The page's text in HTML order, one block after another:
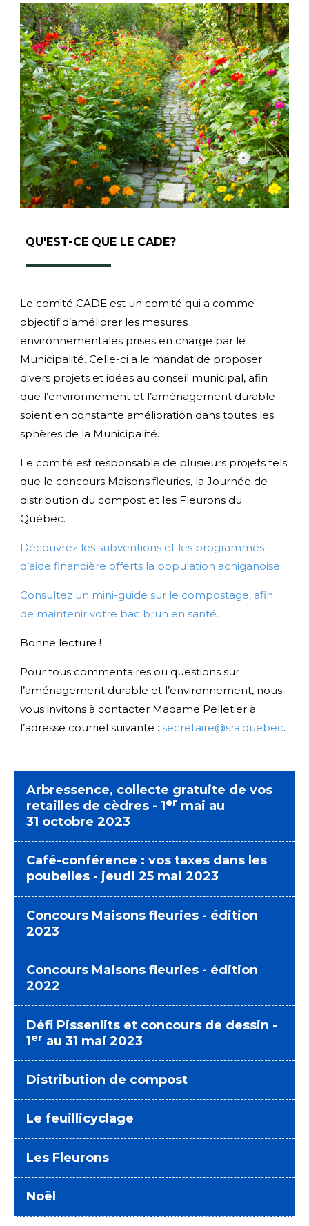
QU'EST-CE QUE LE CADE?
Le comité CADE est un comité qui a comme
objectif d’améliorer les mesures
environnementales prises en charge par le
Municipalité. Celle-ci a le mandat de proposer
divers projets et idées au conseil municipal, afin
que l’environnement et l’aménagement durable
soient en constante amélioration dans toutes les
sphères de la Municipalité.
Le comité est responsable de plusieurs projets tels
que le concours Maisons fleuries, la Journée de
distribution du compost et les Fleurons du
Québec.
Découvrez les subventions et les programmes
d’aide financière offerts la population achiganoise.
Consultez un mini-guide sur le compostage, afin
de maintenir votre bac brun en santé.
Bonne lecture !
Pour tous commentaires ou questions sur
l’aménagement durable et l’environnement, nous
vous invitons à contacter Madame Pelletier à
l’adresse courriel suivante :secretaire@sra.quebec.
Arbressence, collecte gratuite de vos
retailles de cèdres - 1er mai au
31 octobre 2023
Café-conférence : vos taxes dans les
poubelles - jeudi 25 mai 2023
Concours Maisons fleuries - édition
2023
Concours Maisons fleuries - édition
2022
Défi Pissenlits et concours de dessin -
1er au 31 mai 2023
Distribution de compost
Le feuillicyclage
Les Fleurons
Noël